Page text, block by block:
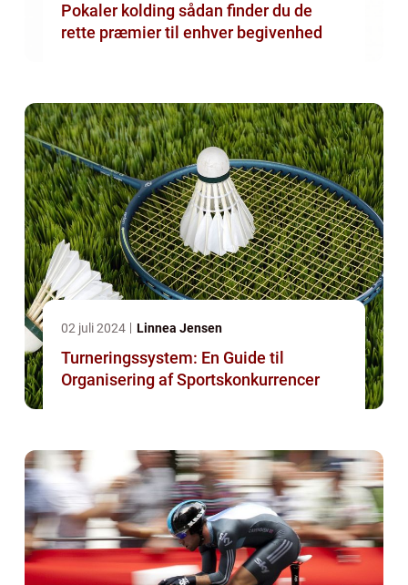
Pokaler kolding sådan finder du de
rette præmier til enhver begivenhed
02 juli 2024 Linnea Jensen
Turneringssystem: En Guide til
Organisering af Sportskonkurrencer